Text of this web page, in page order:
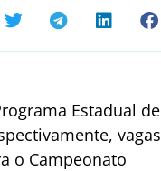
Estadual de
vagas
o Campeonato